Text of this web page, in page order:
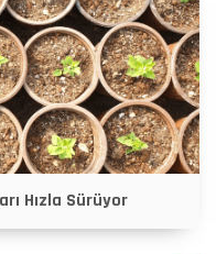
Hızla Sürüyor